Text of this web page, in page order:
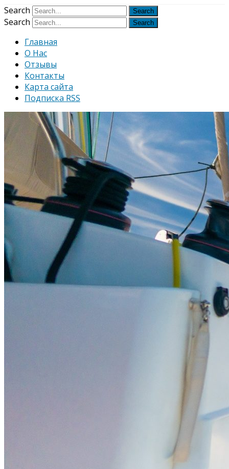
Search
Search
Главная
О Нас
Отзывы
Контакты
Карта сайта
Подписка RSS
Узнать больше.